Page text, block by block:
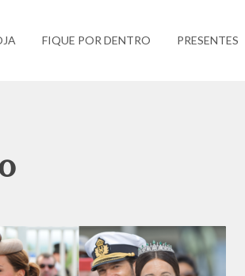
FIQUE POR DENTRO PRESENTES